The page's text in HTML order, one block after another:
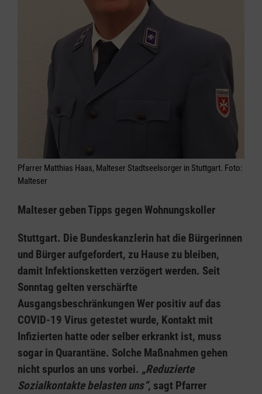
Pfarrer Matthias Haas, Malteser Stadtseelsorger in Stuttgart. Foto:
Malteser
Malteser geben Tipps gegen Wohnungskoller
Stuttgart. Die Bundeskanzlerin hat die Bürgerinnen
und Bürger aufgefordert, zu Hause zu bleiben,
damit Infektionsketten verzögert werden. Seit
Sonntag gelten verschärfte
Ausgangsbeschränkungen Wer positiv auf das
COVID-19 Virus getestet wurde, Kontakt mit
Infizierten hatte oder selber erkrankt ist, muss
sogar in Quarantäne. Solche Maßnahmen gehen
nicht spurlos an uns vorbei. „Reduzierte
Sozialkontakte belasten uns“, sagt Pfarrer